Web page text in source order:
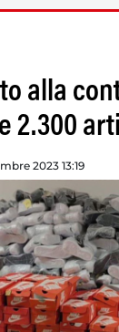
alla
2.300
2023 13:19